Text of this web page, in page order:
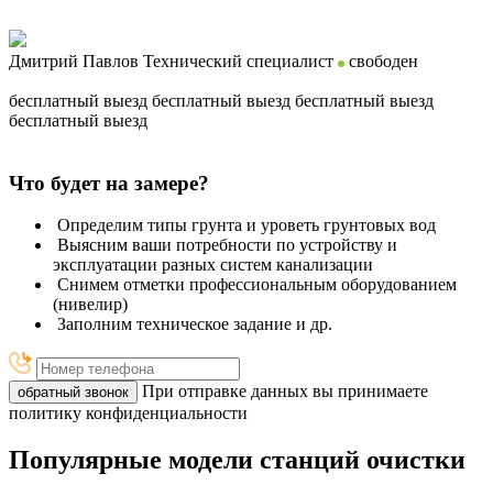
Дмитрий Павлов Технический специалист свободен
бесплатный выезд бесплатный выезд бесплатный выезд
бесплатный выезд
Что будет на замере?
Определим типы грунта и уроветь грунтовых вод
Выясним ваши потребности по устройству и
эксплуатации разных систем канализации
Снимем отметки профессиональным оборудованием
(нивелир)
Заполним техническое задание и др.
обратный звонок
При отправке данных вы принимаете
политику конфиденциальности
Популярные модели станций очистки